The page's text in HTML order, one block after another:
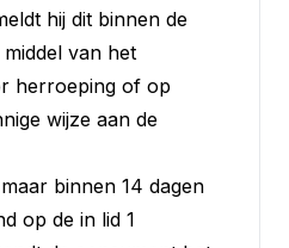
hij dit binnen de
van het
herroeping of op
wijze aan de
binnen 14 dagen
op de in lid 1